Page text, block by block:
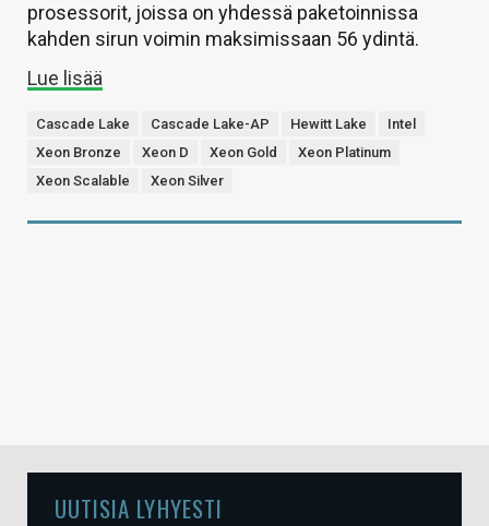
prosessorit, joissa on yhdessä paketoinnissa
kahden sirun voimin maksimissaan 56 ydintä.
Lue lisää
Cascade Lake Cascade Lake-AP Hewitt Lake
Intel
Xeon Bronze
Xeon D Xeon Gold
Xeon Platinum
Xeon Scalable
Xeon Silver
UUTISIA LYHYESTI